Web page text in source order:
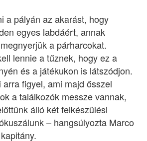
a pályán az akarást, hogy
egyes labdáért, annak
a párharcokat.
lennie a tűznek, hogy ez a
és a játékukon is látszódjon.
figyel, ami majd ősszel
a találkozók messze vannak,
álló két felkészülési
– hangsúlyozta Marco